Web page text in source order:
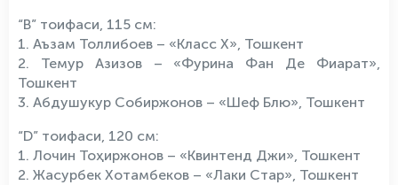
“В” тоифаси, 115 см:
1. Аъзам Толлибоев – «Класс Х», Тошкент
2. Темур Азизов – «Фурина Фан Де Фиарат»,
Тошкент
3. Абдушукур Собиржонов – «Шеф Блю», Тошкент
“D” тоифаси, 120 см:
1. Лочин Тоҳиржонов – «Квинтенд Джи», Тошкент
2. Жасурбек Хотамбеков – «Лаки Стар», Тошкент